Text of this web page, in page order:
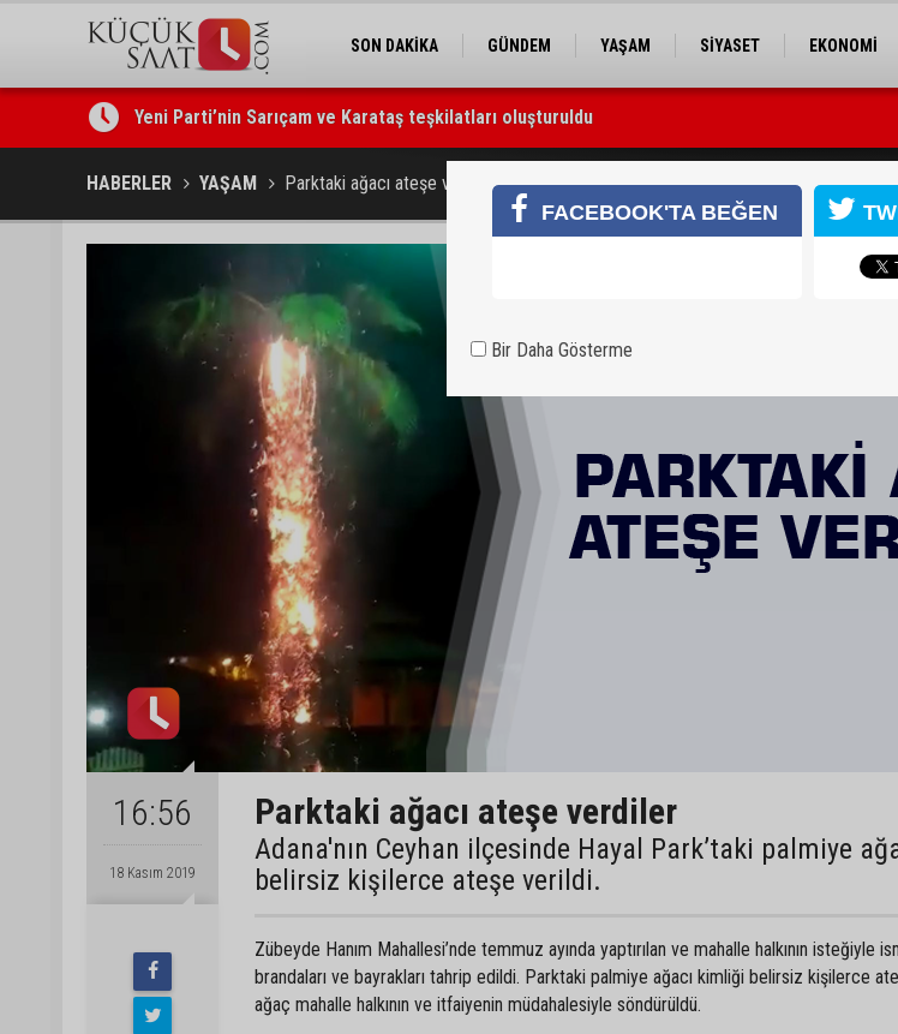
SON DAKİKA GÜNDEM YAŞAM SİYASET EKONOMİ
Yeni Parti’nin Sarıçam ve Karataş teşkilatları oluşturuldu
Feke Belediye Başkanı Cömert Özen, Adana Valisi Mustafa Yavuz’u makamında ziyaret etti
HABERLER YAŞAM Parktaki ağacı ateşe verdiler
16:56
18 Kasım 2019
Parktaki ağacı ateşe verdiler
Adana'nın Ceyhan ilçesinde Hayal Park’taki palmiye
belirsiz kişilerce ateşe verildi.
Zübeyde Hanım Mahallesi’nde temmuz ayında yaptırılan ve mahalle halkının isteğiyle
brandaları ve bayrakları tahrip edildi. Parktaki palmiye ağacı kimliği belirsiz kişilerce
ağaç mahalle halkının ve itfaiyenin müdahalesiyle söndürüldü.
FACEBOOK'TA BEĞEN
Bir Daha Gösterme